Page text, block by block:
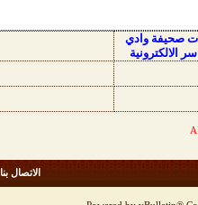
صحيفة وادي
الالكترونية
الاتصال بنا